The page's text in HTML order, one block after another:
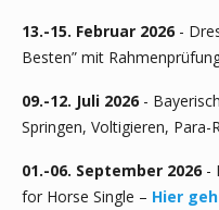
13.-15. Februar 2026 -
Besten” mit
09.-12. Juli 2026 -
Springen, Voltigieren, Para-
01.-06. September 2026 -
for Horse Single – Hier